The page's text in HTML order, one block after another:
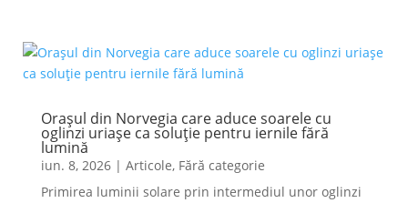
Orașul din Norvegia care aduce soarele cu
oglinzi uriașe ca soluție pentru iernile fără
lumină
iun. 8, 2026| Articole, Fără categorie
Primirea luminii solare prin intermediul unor oglinzi